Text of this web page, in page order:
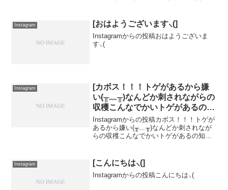
(〃▽〃)]
物も動きやすく樹...
Instagram [おはようございます⸜(]
Instagramからの投稿おはようございま
す⸜(
Instagram
[カボス！！！トゲがあるから嫌
い(╥﹏╥)なんどか刺されながらの
収穫こんなでかいトゲがあるの知
ってますか？？(๑⃙⃘°̧̧̧ㅿ°̧̧̧๑⃙⃘)甘柿
も色付いてきました⸜(]
Instagramからの投稿カボス！！！トゲが
あるから嫌い(╥﹏╥)なんどか刺されなが
らの収穫こんなでかいトゲがあるの知っ
Instagram [こんにちは⸜(]
Instagramからの投稿こんにちは⸜(